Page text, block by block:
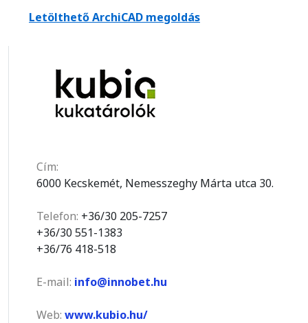
Letölthető ArchiCAD megoldás
Cím:
6000 Kecskemét, Nemesszeghy Márta utca 30.
Telefon: +36/30 205-7257
+36/30 551-1383
+36/76 418-518
E-mail: info@innobet.hu
Web: www.kubio.hu/